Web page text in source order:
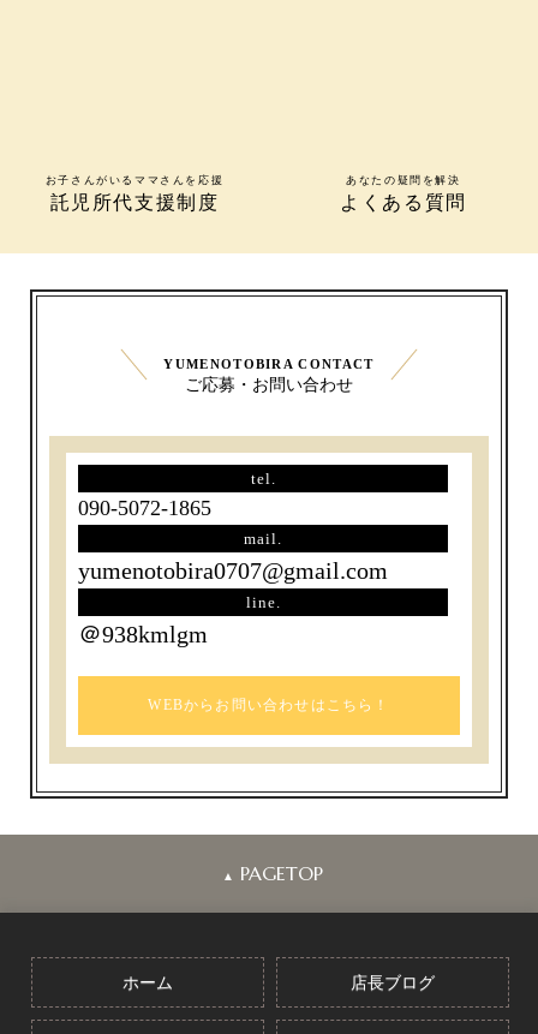
お子さんがいるママさんを応援
託児所代支援制度
あなたの疑問を解決
よくある質問
YUMENOTOBIRA CONTACT
ご応募・お問い合わせ
tel.
090-5072-1865
mail.
yumenotobira0707@gmail.com
line.
＠938kmlgm
WEBからお問い合わせはこちら！
▲ PAGETOP
ホーム 店長ブログ